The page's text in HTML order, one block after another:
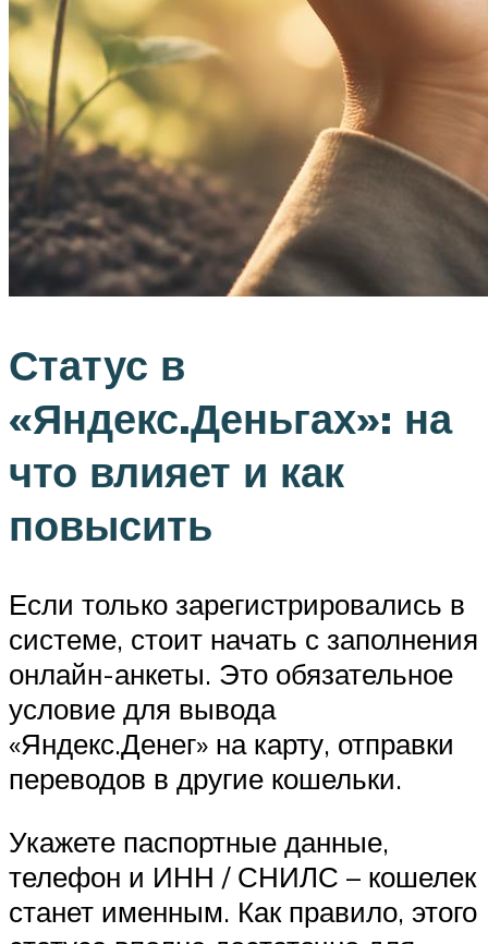
Статус в
«Яндекс.Деньгах»: на
что влияет и как
повысить
Если только зарегистрировались в
системе, стоит начать с заполнения
онлайн-анкеты. Это обязательное
условие для вывода
«Яндекс.Денег» на карту, отправки
переводов в другие кошельки.
Укажете паспортные данные,
телефон и ИНН / СНИЛС – кошелек
станет именным. Как правило, этого